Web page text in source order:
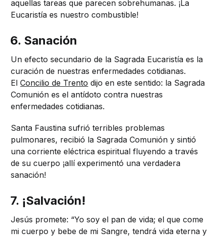
aquellas tareas que parecen sobrehumanas. ¡La
Eucaristía es nuestro combustible!
6. Sanación
Un efecto secundario de la Sagrada Eucaristía es la
curación de nuestras enfermedades cotidianas.
ElConcilio de Trento dijo en este sentido: la Sagrada
Comunión es el antídoto contra nuestras
enfermedades cotidianas.
Santa Faustina sufrió terribles problemas
pulmonares, recibió la Sagrada Comunión y sintió
una corriente eléctrica espiritual fluyendo a través
de su cuerpo ¡allí experimentó una verdadera
sanación!
7. ¡Salvación!
Jesús promete: “Yo soy el pan de vida; el que come
mi cuerpo y bebe de mi Sangre, tendrá vida eterna y